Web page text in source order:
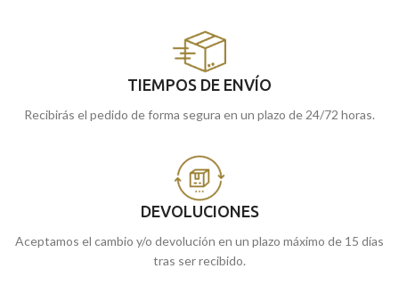
TIEMPOS DE ENVÍO
Recibirás el pedido de forma segura en un plazo de 24/72 horas.
DEVOLUCIONES
Aceptamos el cambio y/o devolución en un plazo máximo de 15 días
tras ser recibido.